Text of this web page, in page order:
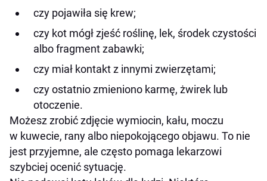
czy pojawiła się krew;
czy kot mógł zjeść roślinę, lek, środek czystości
albo fragment zabawki;
czy miał kontakt z innymi zwierzętami;
czy ostatnio zmieniono karmę, żwirek lub
otoczenie.
Możesz zrobić zdjęcie wymiocin, kału, moczu
w kuwecie, rany albo niepokojącego objawu. To nie
jest przyjemne, ale często pomaga lekarzowi
szybciej ocenić sytuację.